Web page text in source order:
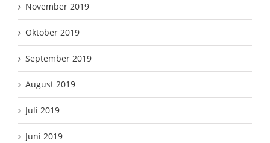
November 2019
Oktober 2019
September 2019
August 2019
Juli 2019
Juni 2019